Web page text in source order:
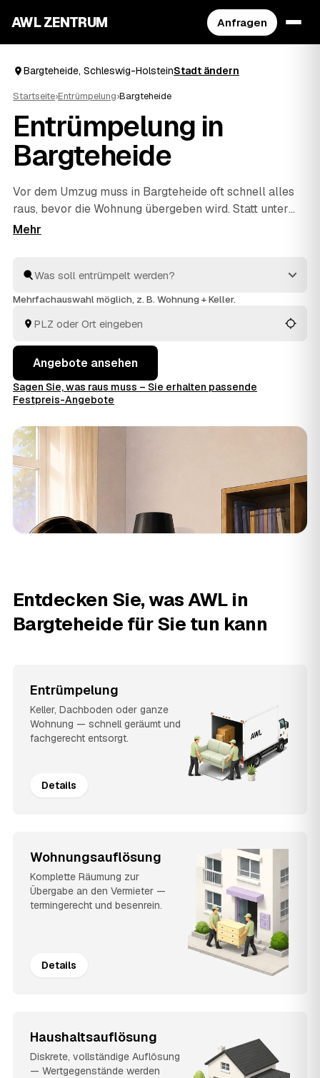
AWL ZENTRUM Anfragen
Bargteheide, Schleswig-HolsteinStadt ändern
Startseite›Entrümpelung›Bargteheide
Entrümpelung in
Bargteheide
Vor dem Umzug muss in Bargteheide oft schnell alles
raus, bevor die Wohnung übergeben wird. Statt unter
Zeitdruck den erstbesten Betrieb zu nehmen, stellen
AhrensburgundBad Oldesloe. So vergleichen Sie
Preise und Termine, auch wenn es eilig ist. Die Profis
Entsorgung.
Mehrfachauswahl möglich, z. B. Wohnung + Keller.
Angebote ansehen
Sagen Sie, was raus muss – Sie erhalten passende
Festpreis-Angebote
Entdecken Sie, was AWL in
Bargteheide für Sie tun kann
Entrümpelung
Keller, Dachboden oder ganze
Wohnung — schnell geräumt und
fachgerecht entsorgt.
Details
Wohnungsauflösung
Komplette Räumung zur
Übergabe an den Vermieter —
termingerecht und besenrein.
Details
Haushaltsauflösung
Diskrete, vollständige Auflösung
— Wertgegenstände werden